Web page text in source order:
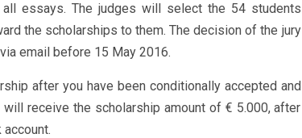
essays. The judges will select the 54 students
the scholarships to them. The decision of the jury
email before 15 May 2016.
after you have been conditionally accepted and
receive the scholarship amount of € 5.000, after
account.